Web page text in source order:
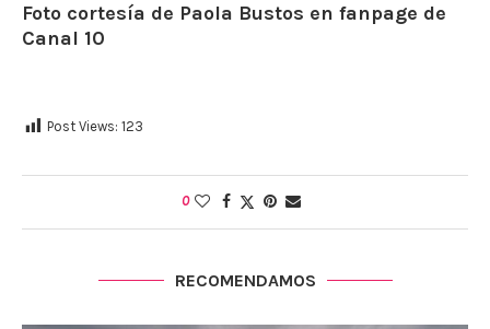
Foto cortesía de Paola Bustos en fanpage de
Canal 10
Post Views: 123
0
RECOMENDAMOS